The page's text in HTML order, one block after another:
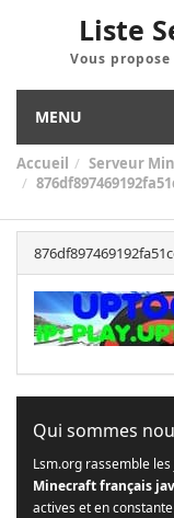
Liste
Vous
MENU
Accueil
Serveur
Qui sommes
Lsm.org rassemble
Minecraft français
actives et en